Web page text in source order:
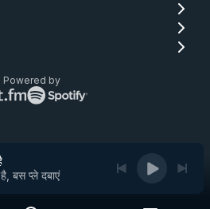
Powered by
Lastfm
लोगो
बस प्ले दबाएं